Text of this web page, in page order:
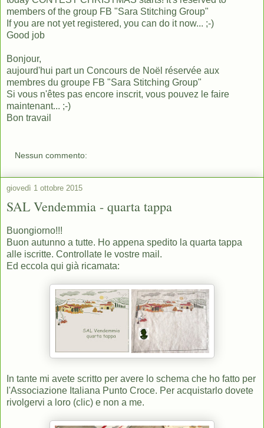
members of the group FB "Sara Stitching Group"
If you are not yet registered, you can do it now... ;-)
Good job
Bonjour,
aujourd'hui part un Concours de Noël réservée aux
membres du groupe FB "Sara Stitching Group"
Si vous n'êtes pas encore inscrit, vous pouvez le faire
maintenant... ;-)
Bon travail
Nessun commento:
giovedì 1 ottobre 2015
SAL Vendemmia - quarta tappa
Buongiorno!!!
Buon autunno a tutte. Ho appena spedito la quarta tappa
alle iscritte. Controllate le vostre mail.
Ed eccola qui già ricamata:
In tante mi avete scritto per avere lo schema che ho fatto per
l'Associazione Italiana Punto Croce. Per acquistarlo dovete
rivolgervi a loro (clic) e non a me.